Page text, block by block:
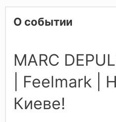
О событии
MARC
| Feelmark |
Киеве!